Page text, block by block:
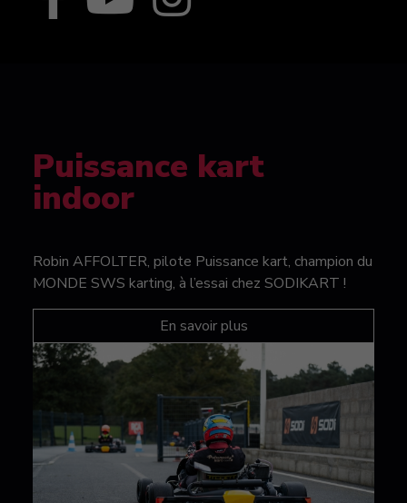
Puissance kart
indoor
Robin AFFOLTER, pilote Puissance kart, champion du
MONDE SWS karting, à l’essai chez SODIKART !
En savoir plus